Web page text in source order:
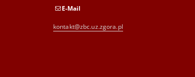
E-Mail
kontakt@zbc.uz.zgora.pl